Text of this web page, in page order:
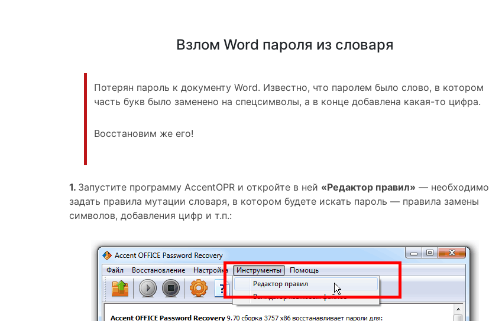
Взлом Word пароля из словаря
Потерян пароль к документу Word. Известно, что паролем было слово, в котором
часть букв было заменено на спецсимволы, а в конце добавлена какая-то цифра.
Восстановим же его!
1. Запустите программу AccentOPR и откройте в ней «Редактор правил» — необходимо
задать правила мутации словаря, в котором будете искать пароль — правила замены
символов, добавления цифр и т.п.: